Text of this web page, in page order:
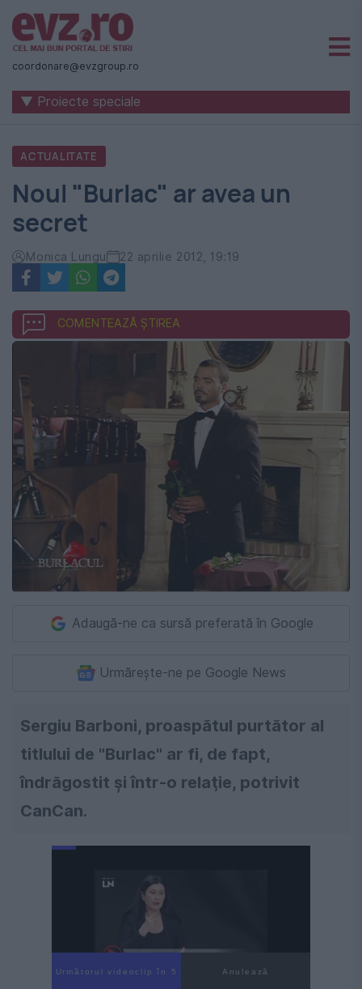
Știri
naționale
internaționale
România
-
Evenimentul
Zilei
coordonare@evzgroup.ro
▼ Proiecte speciale
ACTUALITATE
Noul "Burlac" ar avea un
secret
Monica Lungu 22 aprilie 2012, 19:19
COMENTEAZĂ ȘTIREA
Adaugă-ne ca sursă preferată în Google
Urmărește-ne pe Google News
Sergiu Barboni, proaspătul purtător al
titlului de "Burlac" ar fi, de fapt,
îndrăgostit şi într-o relaţie, potrivit
CanCan.
Următorul videoclip în 4 Anulează